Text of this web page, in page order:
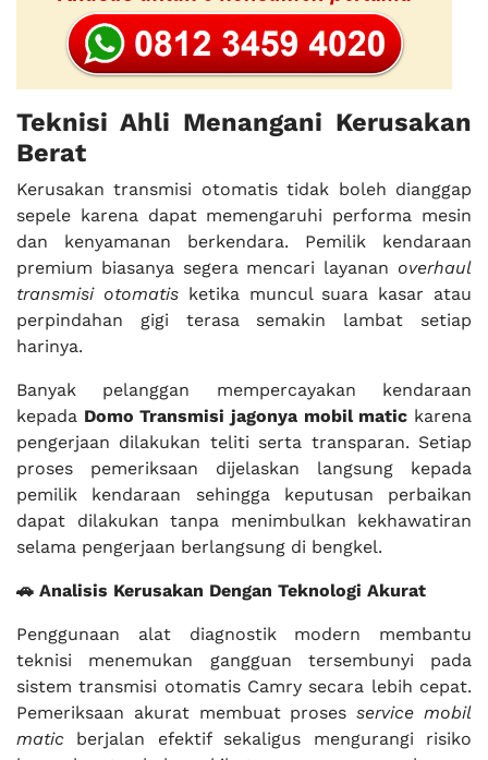
Teknisi Ahli Menangani Kerusakan
Berat
Kerusakan transmisi otomatis tidak boleh dianggap
sepele karena dapat memengaruhi performa mesin
dan kenyamanan berkendara. Pemilik kendaraan
premium biasanya segera mencari layanan overhaul
transmisi otomatisketika muncul suara kasar atau
perpindahan gigi terasa semakin lambat setiap
harinya.
Banyak pelanggan mempercayakan kendaraan
kepada Domo Transmisi jagonya mobil matic karena
pengerjaan dilakukan teliti serta transparan. Setiap
proses pemeriksaan dijelaskan langsung kepada
pemilik kendaraan sehingga keputusan perbaikan
dapat dilakukan tanpa menimbulkan kekhawatiran
selama pengerjaan berlangsung di bengkel.
🚗 Analisis Kerusakan Dengan Teknologi Akurat
Penggunaan alat diagnostik modern membantu
teknisi menemukan gangguan tersembunyi pada
sistem transmisi otomatis Camry secara lebih cepat.
Pemeriksaan akurat membuat prosesservice mobil
matic berjalan efektif sekaligus mengurangi risiko